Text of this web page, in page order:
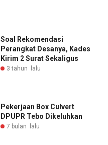
Soal Rekomendasi
Perangkat Desanya, Kades
Kirim 2 Surat Sekaligus
3 tahun lalu
Pekerjaan Box Culvert
DPUPR Tebo Dikeluhkan
7 bulan lalu